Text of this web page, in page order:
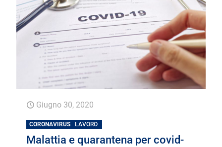
Giugno 30, 2020
CORONAVIRUS LAVORO
Malattia e quarantena per covid-